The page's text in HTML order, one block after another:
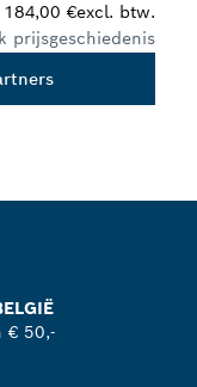
184,00 €excl. btw.
prijsgeschiedenis
€ 50,-